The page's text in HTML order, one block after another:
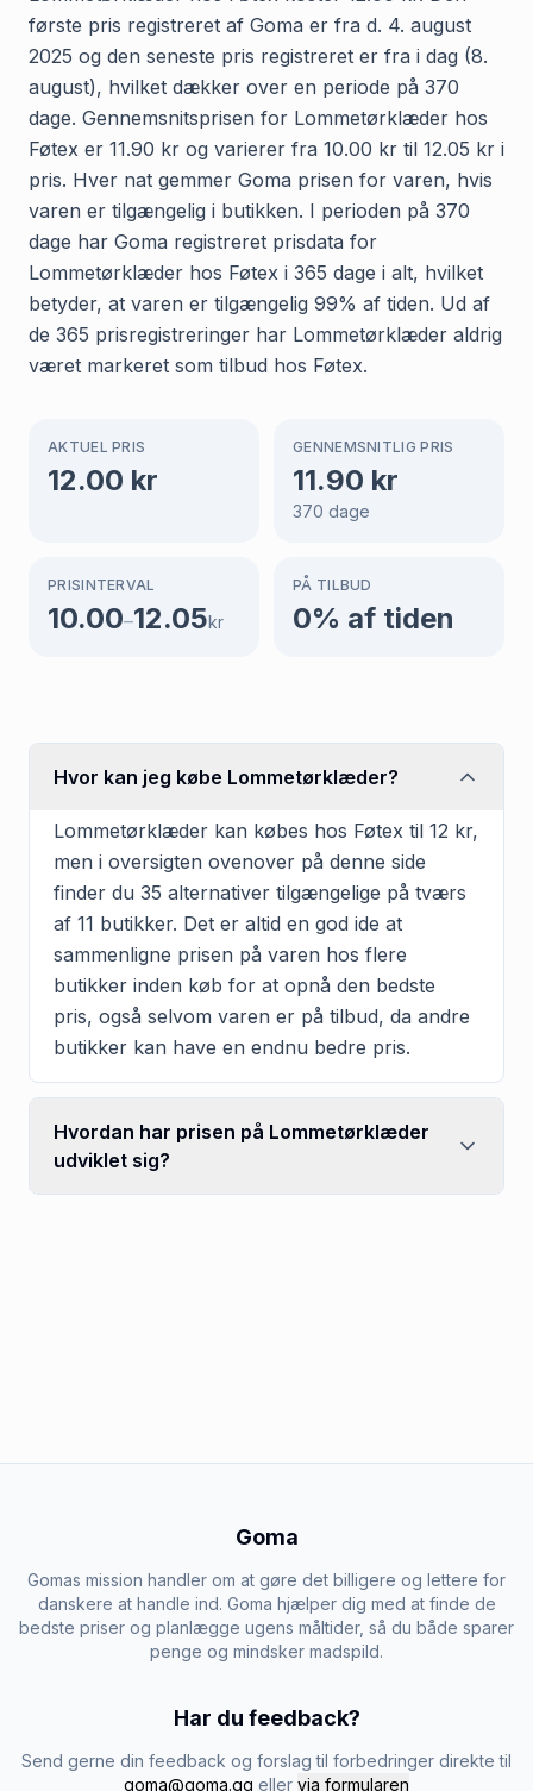
første pris registreret af Goma er fra d. 4. august
2025 og den seneste pris registreret er fra i dag (8.
august), hvilket dækker over en periode på 370
dage. Gennemsnitsprisen for Lommetørklæder hos
Føtex er 11.90 kr og varierer fra 10.00 kr til 12.05 kr i
pris. Hver nat gemmer Goma prisen for varen, hvis
varen er tilgængelig i butikken. I perioden på 370
dage har Goma registreret prisdata for
Lommetørklæder hos Føtex i 365 dage i alt, hvilket
betyder, at varen er tilgængelig 99% af tiden. Ud af
de 365 prisregistreringer har Lommetørklæder aldrig
været markeret som tilbud hos Føtex.
AKTUEL PRIS
12.00 kr
GENNEMSNITLIG PRIS
11.90 kr
370 dage
PRISINTERVAL
10.00–12.05kr
PÅ TILBUD
0% af tiden
Hvor kan jeg købe Lommetørklæder?
Lommetørklæder kan købes hos Føtex til 12 kr,
men i oversigten ovenover på denne side
finder du 35 alternativer tilgængelige på tværs
af 11 butikker. Det er altid en god ide at
sammenligne prisen på varen hos flere
butikker inden køb for at opnå den bedste
pris, også selvom varen er på tilbud, da andre
butikker kan have en endnu bedre pris.
Hvordan har prisen på Lommetørklæder
udviklet sig?
Goma
Gomas mission handler om at gøre det billigere og lettere for
danskere at handle ind. Goma hjælper dig med at finde de
bedste priser og planlægge ugens måltider, så du både sparer
penge og mindsker madspild.
Har du feedback?
Send gerne din feedback og forslag til forbedringer direkte til
goma@goma.gg eller via formularen